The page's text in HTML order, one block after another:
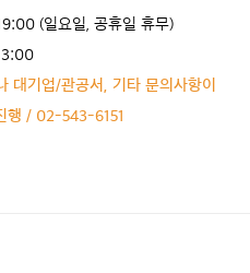
(일요일, 공휴일 휴무)
대기업/관공서, 기타 문의사항이
행 / 02-543-6151